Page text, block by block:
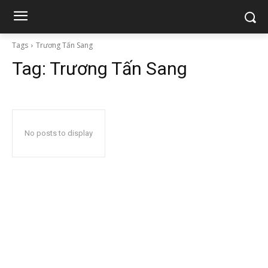
Tags Trương Tấn Sang
Tag: Trương Tấn Sang
No posts to display